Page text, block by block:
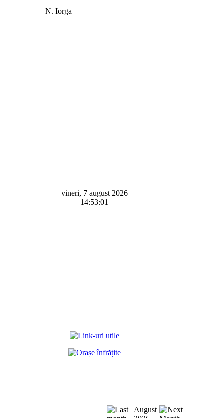
îl caută” N. Iorga
vineri, 7 august 2026
14:53:01
August